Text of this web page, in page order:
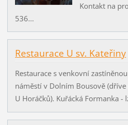
Kontakt na
536...
Restaurace U sv. Kateřiny
Restaurace s venkovní
náměstí v Dolním Bousově
U Horáčků). Kuřácká Formanka -